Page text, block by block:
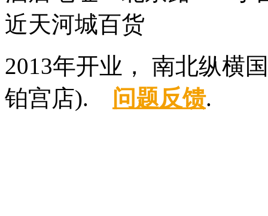
近天河城百货
2013年开业， 南北纵横
铂宫店). 问题反馈.